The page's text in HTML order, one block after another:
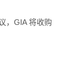
，GIA 将收购